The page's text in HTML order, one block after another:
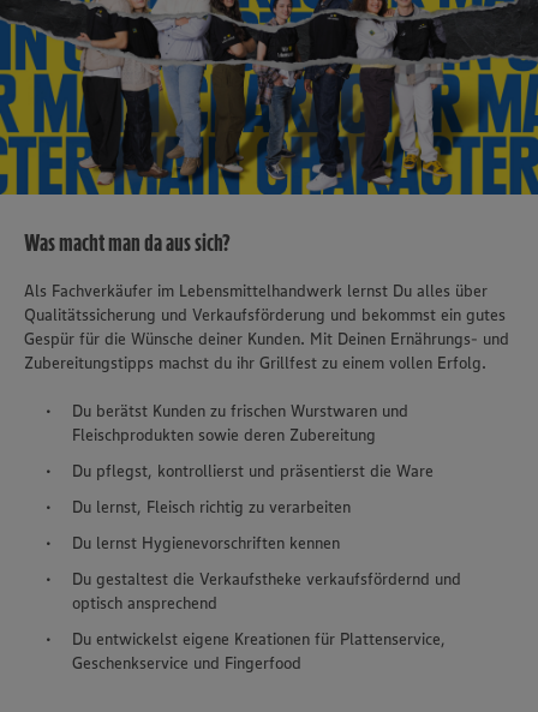
Was macht man da aus sich?
Als Fachverkäufer im Lebensmittelhandwerk lernst Du alles über
Qualitätssicherung und Verkaufsförderung und bekommst ein gutes
Gespür für die Wünsche deiner Kunden. Mit Deinen Ernährungs- und
Zubereitungstipps machst du ihr Grillfest zu einem vollen Erfolg.
Du berätst Kunden zu frischen Wurstwaren und
Fleischprodukten sowie deren Zubereitung
Du pflegst, kontrollierst und präsentierst die Ware
Du lernst, Fleisch richtig zu verarbeiten
Du lernst Hygienevorschriften kennen
Du gestaltest die Verkaufstheke verkaufsfördernd und
optisch ansprechend
Du entwickelst eigene Kreationen für Plattenservice,
Geschenkservice und Fingerfood